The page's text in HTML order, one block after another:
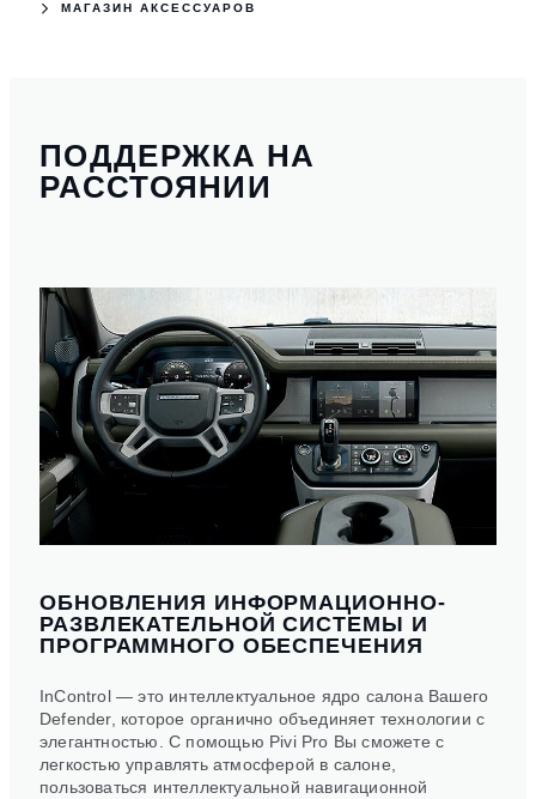
МАГАЗИН АКСЕССУАРОВ
ПОДДЕРЖКА НА
РАССТОЯНИИ
ОБНОВЛЕНИЯ ИНФОРМАЦИОННО-
РАЗВЛЕКАТЕЛЬНОЙ СИСТЕМЫ И
ПРОГРАММНОГО ОБЕСПЕЧЕНИЯ
InControl — это интеллектуальное ядро салона Вашего
Defender, которое органично объединяет технологии с
элегантностью. С помощью Pivi Pro Вы сможете с
легкостью управлять атмосферой в салоне,
пользоваться интеллектуальной навигационной